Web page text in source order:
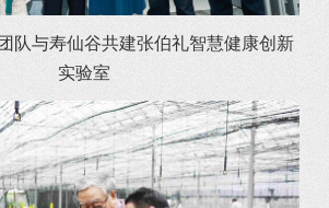
队与寿仙谷共建张伯礼智慧健康创新
实验室